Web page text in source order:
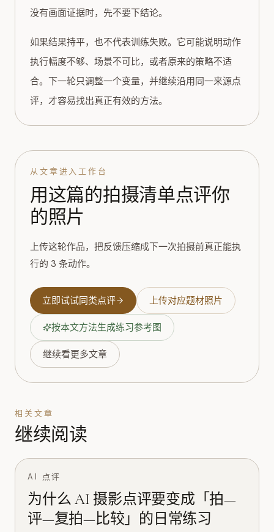
没有画面证据时，先不要下结论。
如果结果持平，也不代表训练失败。它可能说明动作
执行幅度不够、场景不可比，或者原来的策略不适
合。下一轮只调整一个变量，并继续沿用同一来源点
评，才容易找出真正有效的方法。
从文章进入工作台
用这篇的拍摄清单点评你
的照片
上传这轮作品，把反馈压缩成下一次拍摄前真正能执
行的 3 条动作。
立即试试同类点评 上传对应题材照片
按本文方法生成练习参考图
继续看更多文章
相关文章
继续阅读
AI 点评
为什么 AI 摄影点评要变成「拍—
评—复拍—比较」的日常练习